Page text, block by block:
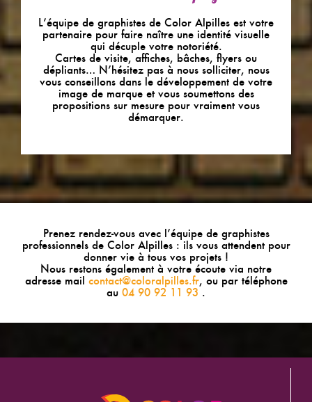
L’équipe de graphistes de Color Alpilles est votre
partenaire pour faire naître une identité visuelle
qui décuple votre notoriété.
Cartes de visite, affiches, bâches, flyers ou
dépliants… N’hésitez pas à nous solliciter, nous
vous conseillons dans le développement de votre
image de marque et vous soumettons des
propositions sur mesure pour vraiment vous
démarquer.
Prenez rendez-vous avec l’équipe de graphistes
professionnels de Color Alpilles : ils vous attendent pour
donner vie à tous vos projets !
Nous restons également à votre écoute via notre
adresse mail contact@coloralpilles.fr, ou par téléphone
au 04 90 92 11 93 .